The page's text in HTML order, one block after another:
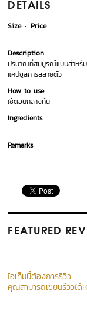
DETAILS
Size
Price
-
Description
ปริมาณที่สมบูรณ์แบบสำหรับ
แคปซูลการสลายตัว
How to use
ใช้ตอนกลางคืน
Ingredients
-
Remarks
-
FEATURED
ไอเท็มนี้ต้องการรีวิว
คุณสามารถเขียนรีวิวได้ห